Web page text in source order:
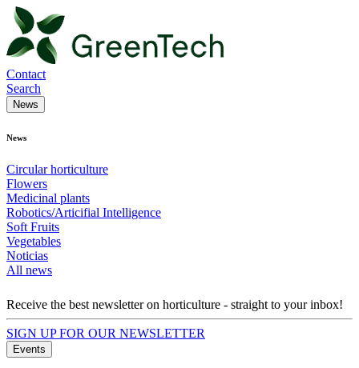
Contact
Search
News
News
Circular horticulture
Flowers
Medicinal plants
Robotics/Articifial Intelligence
Soft Fruits
Vegetables
Noticias
All news
Receive the best newsletter on horticulture - straight to your inbox!
SIGN UP FOR OUR NEWSLETTER
Events